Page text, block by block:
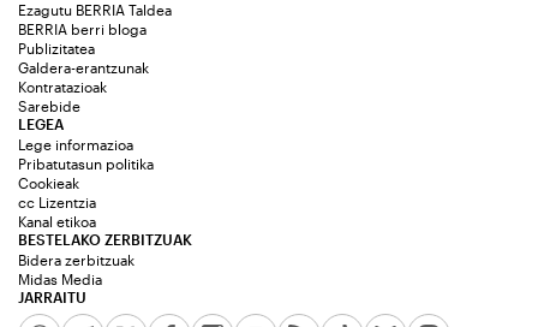
Ezagutu BERRIA Taldea
BERRIA berri bloga
Publizitatea
Galdera-erantzunak
Kontratazioak
Sarebide
JARRAITU
LEGEA
Lege informazioa
Pribatutasun politika
Cookieak
cc Lizentzia
Kanal etikoa
BESTELAKO ZERBITZUAK
Bidera zerbitzuak
Midas Media